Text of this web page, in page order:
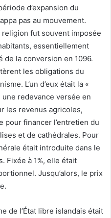
d’expansion du
pas au mouvement.
fut souvent imposée
essentiellement
de la conversion en 1096.
les obligations du
L’un d’eux était la «
redevance versée en
les revenus agricoles,
pour financer l’entretien du
et de cathédrales. Pour
était introduite dans le
Fixée à 1%, elle était
Jusqu’alors, le prix
de l’État libre islandais était